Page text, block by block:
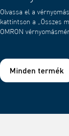
Olvassa el a
kattintson a „Összes
OMRON
Minden termék